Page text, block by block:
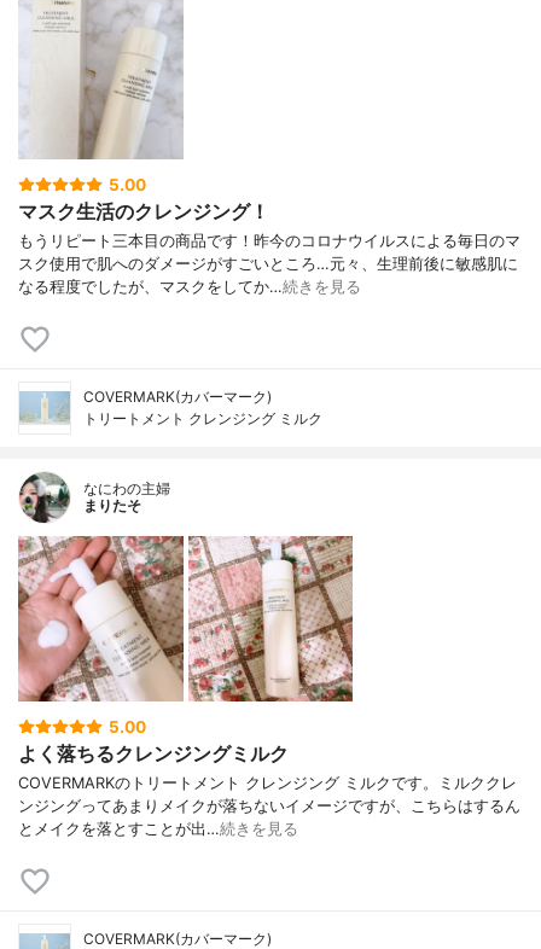
5.00
マスク生活のクレンジング！
もうリピート三本目の商品です！昨今のコロナウイルスによる毎日のマ
スク使用で肌へのダメージがすごいところ…元々、生理前後に敏感肌に
なる程度でしたが、マスクをしてか…続きを見る
COVERMARK(カバーマーク)
トリートメント クレンジング ミルク
なにわの主婦
まりたそ
5.00
よく落ちるクレンジングミルク
COVERMARKのトリートメント クレンジング ミルクです。ミルククレ
ンジングってあまりメイクが落ちないイメージですが、こちらはするん
とメイクを落とすことが出…続きを見る
COVERMARK(カバーマーク)